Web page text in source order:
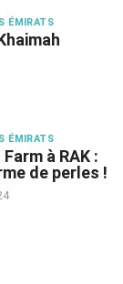
ÉMIRATS
ÉMIRATS
à RAK :
de perles !